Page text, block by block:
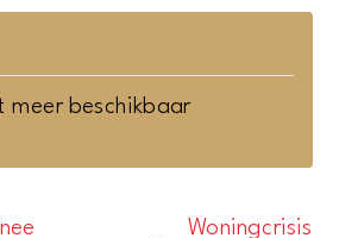
meer beschikbaar
Woningcrisis